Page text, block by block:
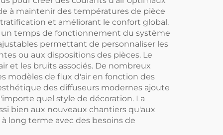
Atomiseur sans eau
à maintenir des températures de pièce
et améliorant le confort global.
temps de fonctionnement du système
permettant de personnaliser les
ou aux dispositions des pièces. Le
et les bruits associés. De nombreux
modèles de flux d'air en fonction des
des diffuseurs modernes ajoute
quel style de décoration. La
bien aux nouveaux chantiers qu'aux
long terme avec des besoins de